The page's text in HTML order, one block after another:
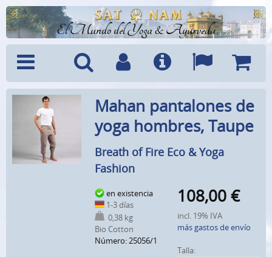
El Mundo del Yoga & Ayurveda
Menú Búsquedad
Cuenta Info IdiomasCesta
Mahan pantalones de
yoga hombres, Taupe
Breath of Fire Eco & Yoga
Fashion
en existencia
1-3 días
0,38 kg
Bio Cotton
Número: 25056/1
108,00 €
incl. 19% IVA
más gastos de envío
Talla: